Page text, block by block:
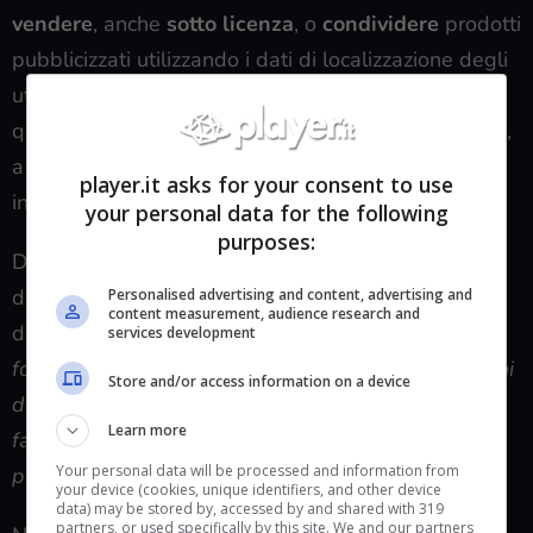
vendere, anche sotto licenza, o condividere prodotti
pubblicizzati utilizzando i dati di localizzazione degli
utenti. InMarket dovrà poi anche
qualunque dato di posizione raccolto in precedenza,
a meno che non vengano raccolti i relativi consensi
informati.
Durante alcune interviste, il responsabile legale e
della privacy di InMarket,Jason Knappsi diceva
dispiaciuto dell’esito in tribunale:
fondamentalmente in disaccordo con le affermazioni
dell’FTC, siamo felici di affermare che InMarket sta
facendo numerosi passi per migliorare le nostre
politiche di trasparenza nell’utilizzo dei dati”
player.it asks for your consent to use
your personal data for the following
purposes:
Personalised advertising and content, advertising and
content measurement, audience research and
services development
Store and/or access information on a device
Learn more
Your personal data will be processed and information from
your device (cookies, unique identifiers, and other device
data) may be stored by, accessed by and shared with 319
partners, or used specifically by this site. We and our partners